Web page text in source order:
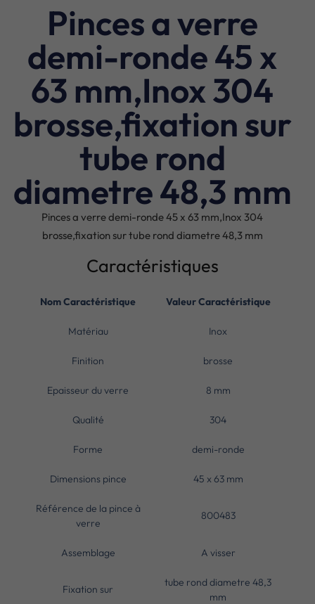
Pinces a verre
demi-ronde 45 x
63 mm,Inox 304
brosse,fixation sur
tube rond
diametre 48,3 mm
Pinces a verre demi-ronde 45 x 63 mm,Inox 304
brosse,fixation sur tube rond diametre 48,3 mm
Caractéristiques
Nom Caractéristique Valeur Caractéristique
Matériau Inox
Finition brosse
Epaisseur du verre 8 mm
Qualité 304
Forme demi-ronde
Dimensions pince 45 x 63 mm
Référence de la pince à
verre
800483
Assemblage A visser
Fixation sur
tube rond diametre 48,3
mm